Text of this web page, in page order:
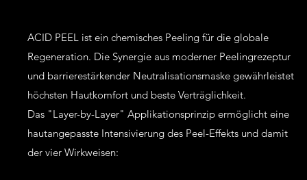
ACID PEEL ist ein chemisches Peeling für die globale
Regeneration. Die Synergie aus moderner Peelingrezeptur
und barrierestärkender Neutralisationsmaske gewährleistet
höchsten Hautkomfort und beste Verträglichkeit.
Das "Layer-by-Layer" Applikationsprinzip ermöglicht eine
hautangepasste Intensivierung des Peel-Effekts und damit
der vier Wirkweisen: